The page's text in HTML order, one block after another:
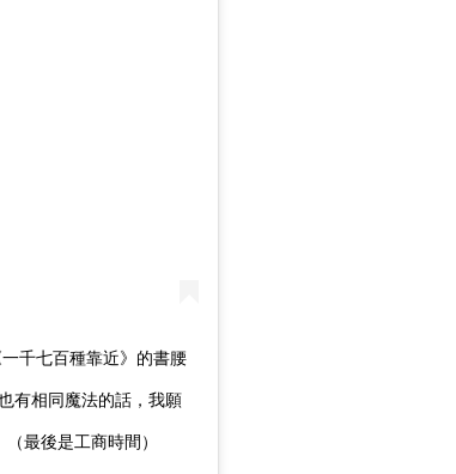
千七百種靠近》的書腰
有相同魔法的話，我願
最後是工商時間） ⠀